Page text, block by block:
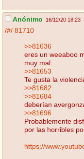
Anónimo 16/12/20 18:23
/#/ 81710
>>81636
eres un weeaboo
muy mal.
>>81653
Te gusta la
>>81682
>>81684
deberían
>>81696
Probablemente
por las horribles
https://